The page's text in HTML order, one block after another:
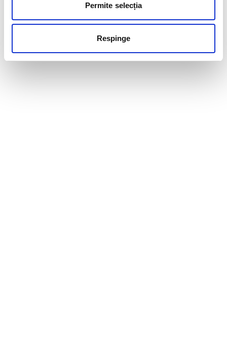
Permite selecția
Respinge